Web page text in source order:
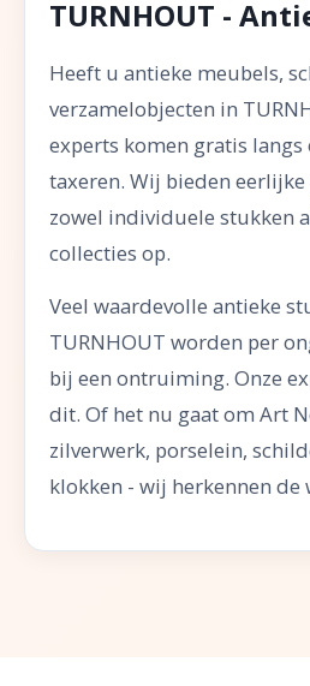
TURNHOUT -
Heeft u antieke meubels,
verzamelobjecten in
experts komen gratis
taxeren. Wij bieden
zowel individuele stukken
collecties op.
Veel waardevolle antieke
TURNHOUT worden per
bij een ontruiming. Onze
dit. Of het nu gaat om Art
zilverwerk, porselein,
klokken - wij herkennen de